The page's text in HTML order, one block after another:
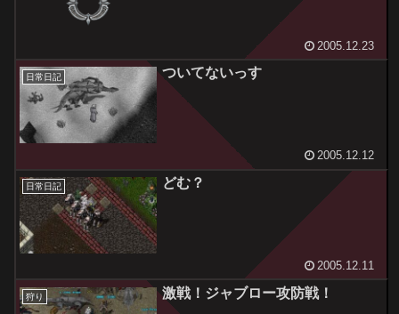
2005.12.23
日常日記 ついてないっす
2005.12.12
日常日記 どむ？
2005.12.11
狩り 激戦！ジャブロー攻防戦！